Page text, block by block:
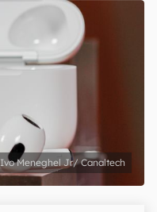
Ivo Meneghel Jr/ Canaltech